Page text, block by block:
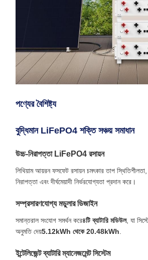
পণ্যের বৈশিষ্ট্য
বুদ্ধিমান LiFePO4 শক্তি সঞ্চয় সমাধান
উচ্চ-নিরাপত্তা LiFePO4 রসায়ন
লিথিয়াম আয়রন ফসফেট রসায়ন চমৎকার তাপ
নিরাপত্তা এবং দীর্ঘমেয়াদী নির্ভরযোগ্যতা প্রদান করে।
সম্প্রসারণযোগ্য মডুলার ডিজাইন
সমান্তরাল সংযোগ সমর্থন করে৪টি ব্যাটারি মডিউল, যা
অনুমতি দেয়5.12kWh থেকে 20.48kWh
ইন্টেলিজেন্ট ব্যাটারি ম্যানেজমেন্ট সিস্টেম